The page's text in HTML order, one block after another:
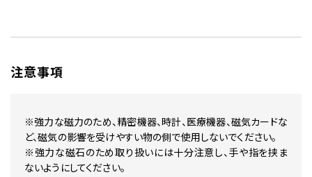
注意事項
※強力な磁力のため、精密機器、時計、医療機器、磁気カードな
ど、磁気の影響を受けやすい物の側で使用しないでください。
※強力な磁石のため取り扱いには十分注意し、手や指を挟ま
ないようにしてください。